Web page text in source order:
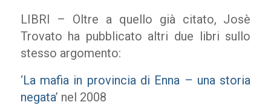
LIBRI – Oltre a quello già citato, Josè
Trovato ha pubblicato altri due libri sullo
stesso argomento:
‘La mafia in provincia di Enna – una storia
negata’ nel 2008